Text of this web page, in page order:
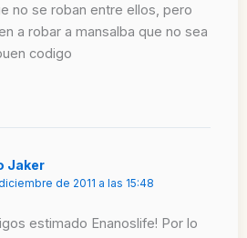
no se roban entre ellos, pero
a robar a mansalba que no sea
codigo
Jaker
de 2011 a las 15:48
estimado Enanoslife! Por lo